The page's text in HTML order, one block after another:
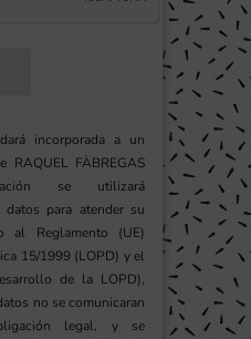
incorporada a un
FÀBREGAS
se utilizará
para atender su
al Reglamento (UE)
15/1999 (LOPD) y el
de la LOPD),
no se comunicaran
legal, y se